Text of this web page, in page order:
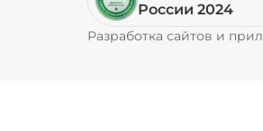
России 2024
Разработка сайтов и
Pyrobyte